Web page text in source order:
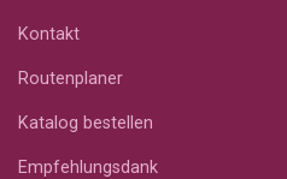
Kontakt
Routenplaner
Katalog bestellen
Empfehlungsdank